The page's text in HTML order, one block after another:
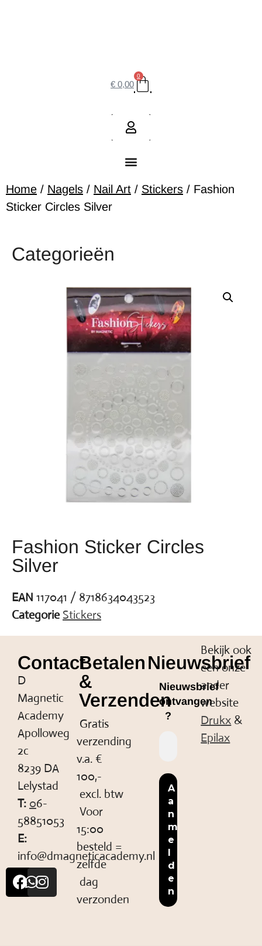
€ 0,00
0
Home / Nagels / Nail Art / Stickers / Fashion
Sticker Circles Silver
Categorieën
Fashion Sticker Circles
Silver
EAN 117041 / 8718634043523
Categorie Stickers
Contact
D
Magnetic
Academy
Apolloweg
2c
8239 DA
Lelystad
T: 06-
58851053
E:
info@dmagneticacademy.nl
Betalen
&
Verzenden
Gratis
verzending
v.a. €
100,-
excl. btw
Voor
15:00
besteld =
zelfde
dag
verzonden
Nieuwsbrief
Nieuwsbrief
ontvangen
?
Bekijk ook
een onze
ander
website
Drukx &
Epilax